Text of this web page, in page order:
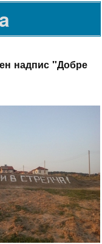
надпис "Добре